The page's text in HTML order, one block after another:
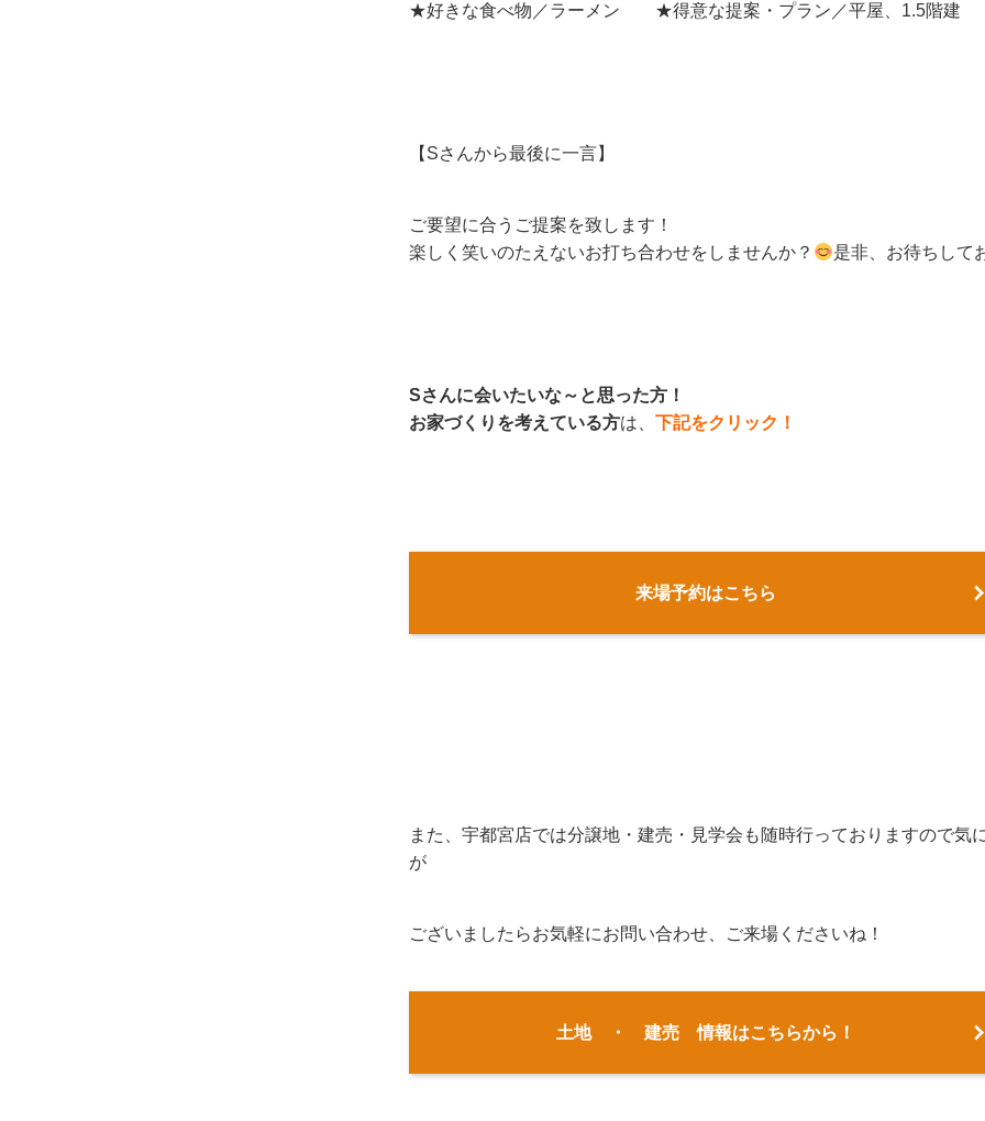
★好きな食べ物／ラーメン ★得意な提案・プラン／平屋、1.5階建
【Sさんから最後に一言】
ご要望に合うご提案を致します！
楽しく笑いのたえないお打ち合わせをしませんか？
是非、お待ちして
Sさんに会いたいな～と思った方！
お家づくりを考えている方は、 下記をクリック！
来場予約はこちら
また、宇都宮店では分譲地・建売・見学会も随時行っておりますので気
が
ございましたらお気軽にお問い合わせ、ご来場くださいね！
土地 ・ 建売 情報はこちらから！